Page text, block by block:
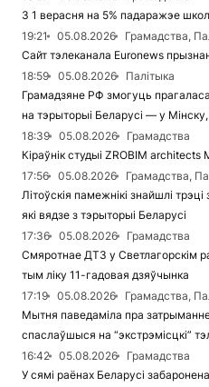
З 1 верасня на 5% падаражэе
19:21
05.08.2026
Грамадства,
Сайт тэлеканала Euronews
18:59
05.08.2026
Палітыка
Грамадзяне РФ змогуць
на тэрыторыі Беларусі — у
18:39
05.08.2026
Грамадства
Кіраўнік студыі ZROBIM
17:56
05.08.2026
Грамадства,
Літоўскія памежнікі знайшлі
які вядзе з тэрыторыі Беларусі
17:36
05.08.2026
Грамадства
Смяротнае ДТЗ у Светлагорскім
тым ліку 11-гадовая дзяўчынка
17:19
05.08.2026
Грамадства,
Мытня паведаміла пра
спаслаўшыся на “экстрэмісцкі”
16:42
05.08.2026
Грамадства
У сямі раёнах Беларусі